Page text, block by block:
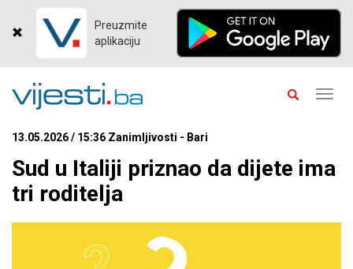
Preuzmite
aplikaciju
13.05.2026 / 15:36 Zanimljivosti - Bari
Sud u Italiji priznao da dijete ima
tri roditelja